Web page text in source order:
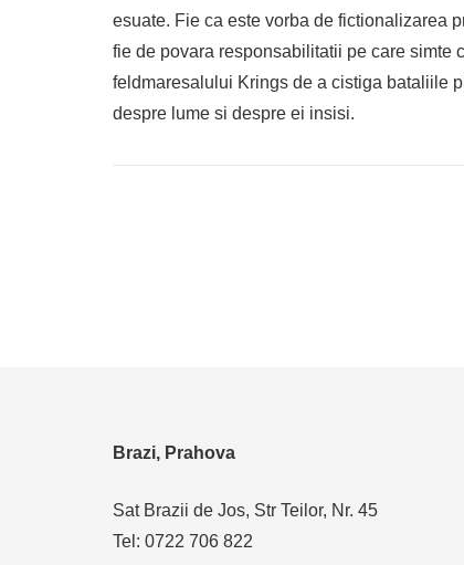
esuate. Fie ca este vorba de fictionalizarea
fie de povara responsabilitatii pe care simte
feldmaresalului Krings de a cistiga bataliile
despre lume si despre ei insisi.
Brazi, Prahova
Sat Brazii de Jos, Str Teilor, Nr. 45
Tel: 0722 706 822